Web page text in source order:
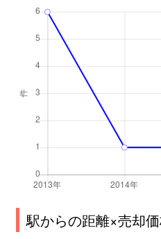
駅からの距離×売却